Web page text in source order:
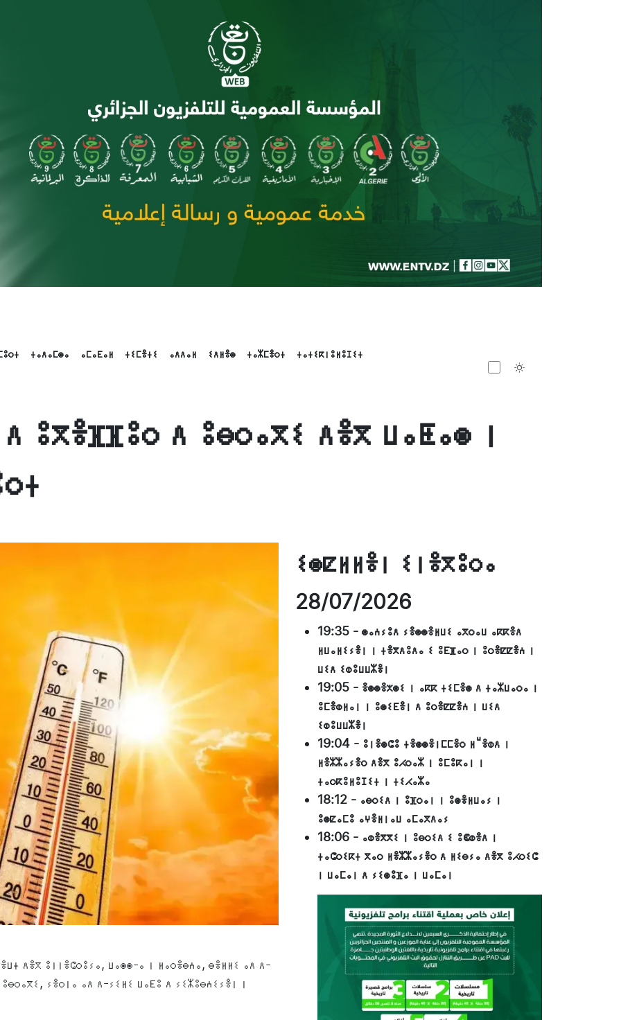
ⵜⴰⴷⴰⵎⵙⴰ ⴰⵎⴰⴹⴰⵍ ⵜⵉⵎⴻⵜⵉ ⴰⴷⴷⴰⵍ ⵉⴷⵍⴻⵙ ⵜⴰⵣⵎⴻⵔⵜ
ⵜⴰⵜⵉⴽⵏⵓⵍⵓⵊⵉⵜ
ⵓⴳⴻⴼⴼⵓⵔ ⴷ ⵓⴱⵔⴰⴳⵉ ⴷⴻⴳ ⵡⴰⵟⴰⵙ ⵏ
ⴷⴻⴳ ⵓⵏⵏⴻⵛⵔⵓⵢⴰ, ⵡⴰⵙⵙ-ⴰ ⵏ ⵍⴰⵔⴻⴱⵄⴰ, ⴱⴻⵍⵍⵉ ⴰⴷ ⴷ-
ⵢⴻⵔⵏⴰ ⴰⴷ ⴷ-ⵢⵉⵍⵉ ⵡⴰⴹⵓ ⴷ ⵢⵉⵣⵓⴱⵄⵉⵢⴻⵏ ⵏ
ⵉⵙⵇⵍⵍⴻⵏ ⵉⵏⴻⴳⵓⵔⴰ
28/07/2026
19:35 - ⵙⴰⵄⵢⵓⴷ ⵢⴻⵙⵙⴻⵍⵡⵉ ⴰⴳⵔⴰⵡ ⴰⴽⴽⴻⴷ
ⵍⵡⴰⵍⵉⵢⴻⵏ ⵏ ⵜⴻⴳⴷⵓⴷⴰ ⵉ ⵓⴹⴼⴰⵔ ⵏ ⵓⵔⴻⵇⵇⴻⵄ ⵏ
ⵡⵉⴷ ⵉⵀⵓⵡⵡⵣⴻⵏ
19:05 - ⴻⵙⵙⴻⵅⵙⵉ ⵏ ⴰⴽⴽ ⵜⵉⵎⴻⵙ ⴷ ⵜⴰⵣⵡⴰⵔⴰ ⵏ
ⵓⵎⴻⵀⵍⴰⵏ ⵏ ⵓⵙⵉⴹⴻⵏ ⴷ ⵓⵔⴻⵇⵇⴻⵄ ⵏ ⵡⵉⴷ
ⵉⵀⵓⵡⵡⵣⴻⵏ
19:04 - ⵓⵏⴻⵙⵛⵓ ⵜⴻⵙⵙⴻⵏⵎⵎⴻⵔ ⵍⵯⴻⵀⴷ ⵏ
ⵍⴻⵣⵣⴰⵢⴻⵔ ⴷⴻⴳ ⵓⵃⵔⴰⵣ ⵏ ⵓⵎⵓⴽⴰⵏ ⵏ
ⵜⴰⵔⴽⵓⵍⵓⵊⵉⵜ ⵏ ⵜⵉⵃⴰⵣⴰ
18:12 - ⴰⴱⵔⵉⴷ ⵏ ⵓⴼⵔⴰⵏ ⵏ ⵓⵙⴻⵍⵡⴰⵢ ⵏ
ⵓⵙⵇⴰⵎⵓ ⴰⵖⴻⵍⵏⴰⵡ ⴰⵎⴰⴳⴷⴰⵢ
18:06 - ⴰⵀⴻⴳⴳⵉ ⵏ ⵓⴱⵔⵉⴷ ⵉ ⵓⵞⵀⴻⴷ ⵏ
ⵜⴰⵛⵔⵉⴽⵜ ⴳⴰⵔ ⵍⴻⵣⵣⴰⵢⴻⵔ ⴷ ⵍⵉⴱⵢⴰ ⴷⴻⴳ ⵓⵃⵔⵉⵛ
ⵏ ⵡⴰⵎⴰⵏ ⴷ ⵢⵉⵙⵓⴼⴰ ⵏ ⵡⴰⵎⴰⵏ